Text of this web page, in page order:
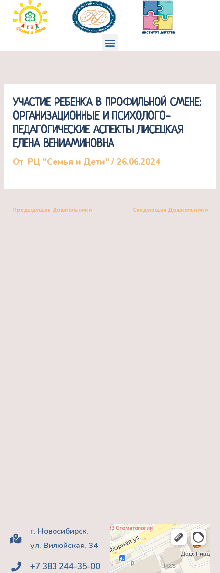
Перейти
содержимому
Меню
УЧАСТИЕ РЕБЕНКА В ПРОФИЛЬНОЙ СМЕНЕ:
ОРГАНИЗАЦИОННЫЕ И ПСИХОЛОГО-
ПЕДАГОГИЧЕСКИЕ АСПЕКТЫ ЛИСЕЦКАЯ
ЕЛЕНА ВЕНИАМИНОВНА
От РЦ "Семья и Дети"/26.06.2024
← Предыдущая Дошкольники Следующая Дошкольники →
г. Новосибирск,
ул. Вилюйская, 34
+7 383 244-35-00